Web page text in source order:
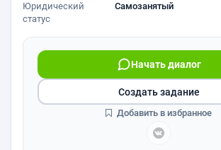
Юридический
статус
Самозанятый
Начать диалог
Создать задание
Добавить в избранное